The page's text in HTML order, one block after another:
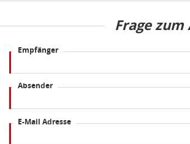
Frage
Empfänger
Absender
E-Mail Adresse